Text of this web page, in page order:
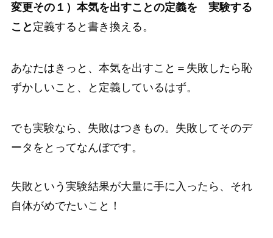
変更その１）本気を出すことの定義を 実験する
こと 定義すると書き換える。
あなたはきっと、本気を出すこと＝失敗したら恥
ずかしいこと、と定義しているはず。
でも実験なら、失敗はつきもの。失敗してそのデ
ータをとってなんぼです。
失敗という実験結果が大量に手に入ったら、それ
自体がめでたいこと！